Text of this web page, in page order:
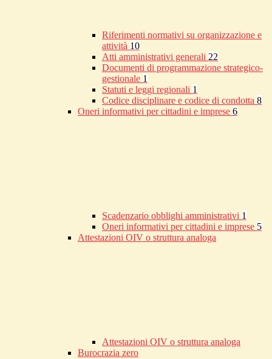
Riferimenti normativi su organizzazione e
attività 10
Atti amministrativi generali 22
Documenti di programmazione strategico-
gestionale 1
Statuti e leggi regionali 1
Codice disciplinare e codice di condotta 8
Oneri informativi per cittadini e imprese 6
Scadenzario obblighi amministrativi 1
Oneri informativi per cittadini e imprese 5
Attestazioni OIV o struttura analoga
Attestazioni OIV o struttura analoga
Burocrazia zero